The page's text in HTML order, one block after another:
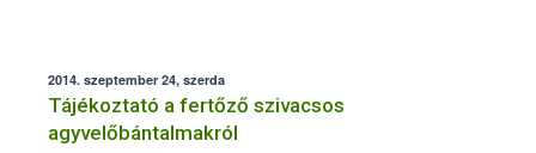
2014. szeptember 24, szerda
Tájékoztató a fertőző szivacsos
agyvelőbántalmakról